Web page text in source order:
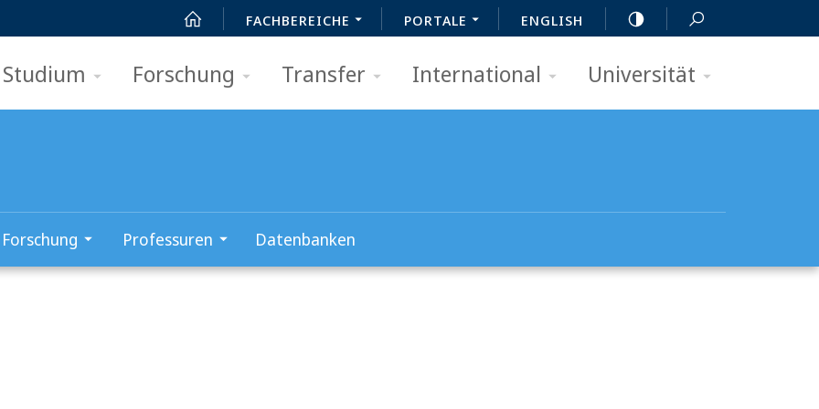
FACHBEREICHE PORTALE ENGLISH
Studium Forschung Transfer International Universität
Forschung Professuren Datenbanken